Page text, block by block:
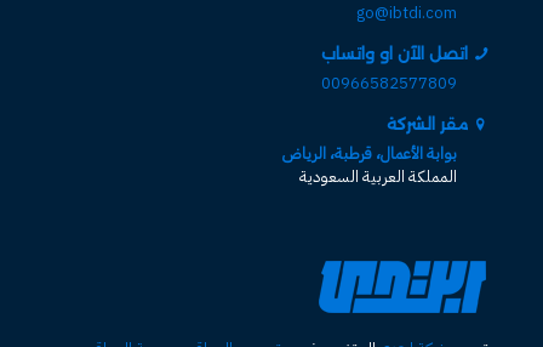
go@ibtdi.com
اتصل الآن او واتساب
00966582577809
مقر الشركة
بوابة الأعمال، قرطبة، الرياض
المملكة العربية السعودية